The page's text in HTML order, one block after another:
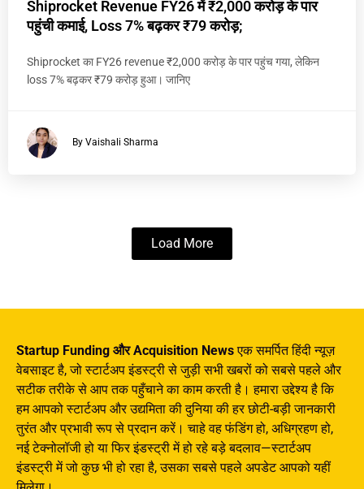
Shiprocket Revenue FY26 में ₹2,000 करोड़ के पार
पहुंची कमाई, Loss 7% बढ़कर ₹79 करोड़;
Shiprocket का FY26 revenue ₹2,000 करोड़ के पार पहुंच गया, लेकिन
loss 7% बढ़कर ₹79 करोड़ हुआ। जानिए
By Vaishali Sharma
Load More
Startup Funding और Acquisition Newsएक समर्पित हिंदी न्यूज़
वेबसाइट है, जो स्टार्टअप इंडस्ट्री से जुड़ी सभी खबरों को सबसे पहले और
सटीक तरीके से आप तक पहुँचाने का काम करती है। हमारा उद्देश्य है कि
हम आपको स्टार्टअप और उद्यमिता की दुनिया की हर छोटी-बड़ी जानकारी
तुरंत और प्रभावी रूप से प्रदान करें। चाहे वह फंडिंग हो, अधिग्रहण हो,
नई टेक्नोलॉजी हो या फिर इंडस्ट्री में हो रहे बड़े बदलाव—स्टार्टअप
इंडस्ट्री में जो कुछ भी हो रहा है, उसका सबसे पहले अपडेट आपको यहीं